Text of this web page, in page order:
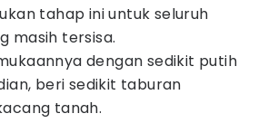
tahap ini untuk seluruh
masih tersisa.
dengan sedikit putih
beri sedikit taburan
tanah.